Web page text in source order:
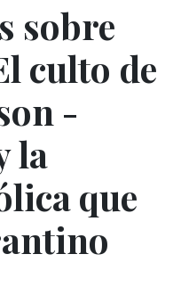
sobre
culto de
-
la
que